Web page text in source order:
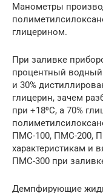
Манометры
глицерином.
При заливке
процентный водный
и 30%
глицерин, зачем
при +18⁰С, а 70%
ПМС-100, ПМС-200,
характеристикам и
ПМС-300 при
Демпфирующие